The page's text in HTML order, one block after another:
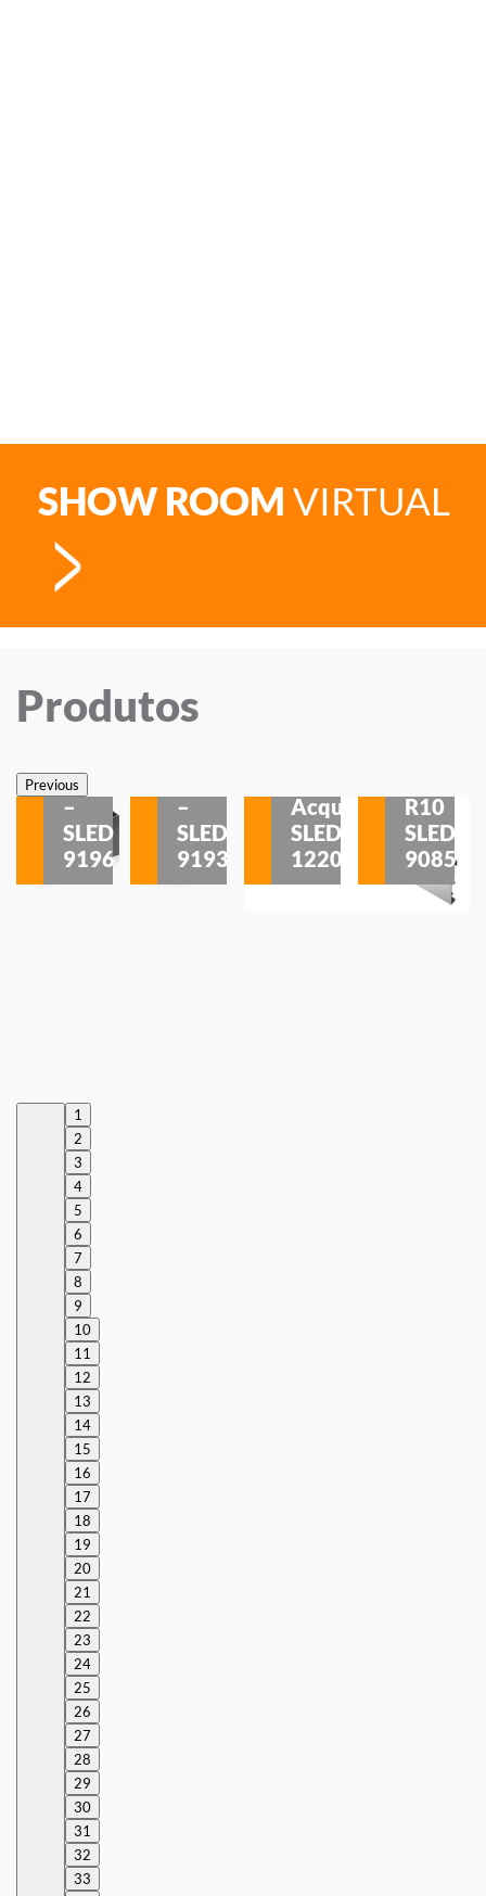
SHOW ROOM VIRTUAL
Produtos
PreviousSobrepor
–
SLED
9196
–
SLED
9193
Acqua
SLED
1220
R10
SLED
9085
1
2
3
4
5
6
7
8
9
10
11
12
13
14
15
16
17
18
19
20
21
22
23
24
25
26
27
28
29
30
31
32
33